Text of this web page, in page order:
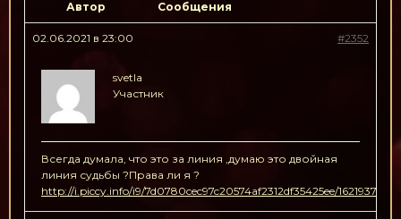
Автор Сообщения
02.06.2021 в 23:00 #2352
svetla
Участник
Всегда думала, что это за линия ,думаю это двойная
линия судьбы ?Права ли я ?
http://i.piccy.info/i9/7d0780cec97c20574af2312df35425ee/1621937910/